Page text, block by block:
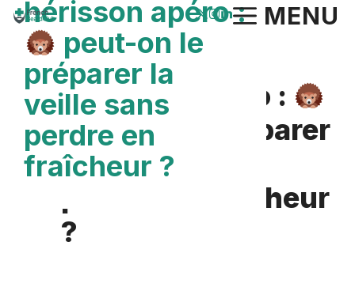
Aller
contenu
MENU
hérisson apéro :
peut-on le préparer
la veille sans
perdre en fraîcheur
?
hérisson apéro :
peut-on le
préparer la
veille sans
perdre en
fraîcheur ?